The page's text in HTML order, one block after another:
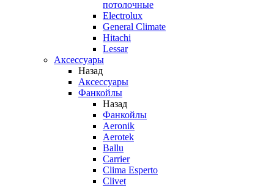
потолочные
Electrolux
General Climate
Hitachi
Lessar
Аксессуары
Назад
Аксессуары
Фанкойлы
Назад
Фанкойлы
Aeronik
Aerotek
Ballu
Carrier
Clima Esperto
Clivet